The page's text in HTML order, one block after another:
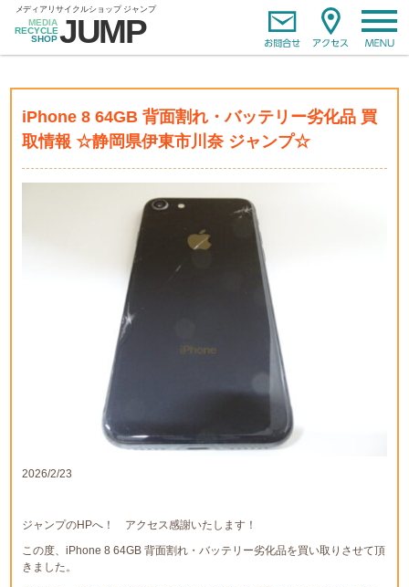
iPhone 8 64GB 背面割れ・バッテリー劣化品 買
取情報 ☆静岡県伊東市川奈 ジャンプ☆
2026/2/23
ジャンプのHPへ！ アクセス感謝いたします！
この度、iPhone 8 64GB 背面割れ・バッテリー劣化品を買い取りさせて頂
きました。